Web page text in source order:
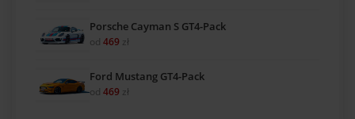
Porsche Cayman S GT4-Pack
od 469 zł
Ford Mustang GT4-Pack
od 469 zł